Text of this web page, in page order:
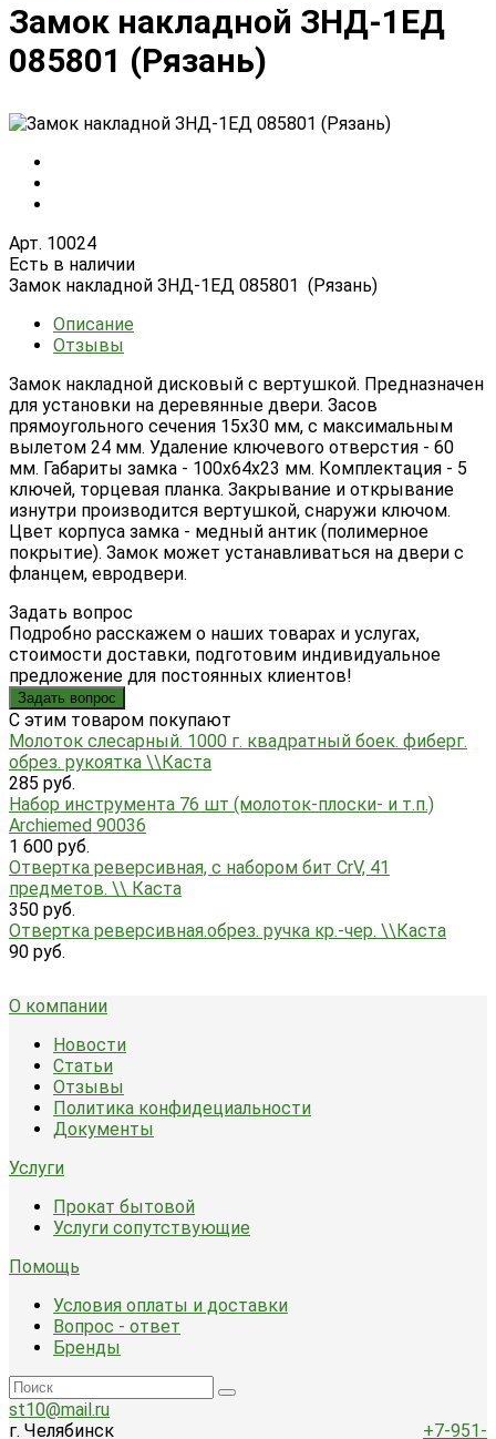
Замок накладной ЗНД-1ЕД
085801 (Рязань)
Арт. 10024
Есть в наличии
Замок накладной ЗНД-1ЕД 085801 (Рязань)
Описание
Отзывы
Замок накладной дисковый с вертушкой. Предназначен
для установки на деревянные двери. Засов
прямоугольного сечения 15х30 мм, с максимальным
вылетом 24 мм. Удаление ключевого отверстия - 60
мм. Габариты замка - 100х64х23 мм. Комплектация - 5
ключей, торцевая планка. Закрывание и открывание
изнутри производится вертушкой, снаружи ключом.
Цвет корпуса замка - медный антик (полимерное
покрытие). Замок может устанавливаться на двери с
фланцем, евродвери.
Задать вопрос
Подробно расскажем о наших товарах и услугах,
стоимости доставки, подготовим индивидуальное
предложение для постоянных клиентов!
Задать вопрос
C этим товаром покупают
Молоток слесарный. 1000 г. квадратный боек. фиберг.
обрез. рукоятка \\Каста
285 руб.
Набор инструмента 76 шт (молоток-плоски- и т.п.)
Archiemed 90036
1 600 руб.
Отвертка реверсивная, с набором бит CrV, 41
предметов. \\ Каста
350 руб.
Отвертка реверсивная.обрез. ручка кр.-чер. \\Каста
90 руб.
О компании
Новости
Статьи
Отзывы
Политика конфидециальности
Документы
Услуги
Прокат бытовой
Услуги сопутствующие
Помощь
Условия оплаты и доставки
Вопрос - ответ
Бренды
st10@mail.ru
г. Челябинск
+7-951-